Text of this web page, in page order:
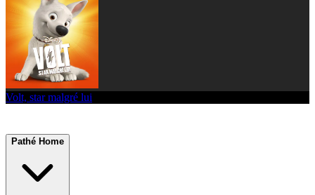
Volt, star malgré lui
Pathé Home